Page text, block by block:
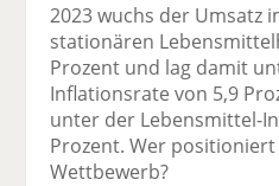
2023 wuchs der Umsatz
stationären
Prozent und lag damit
Inflationsrate von 5,9
unter der Lebensmittel-
Prozent. Wer
Wettbewerb?